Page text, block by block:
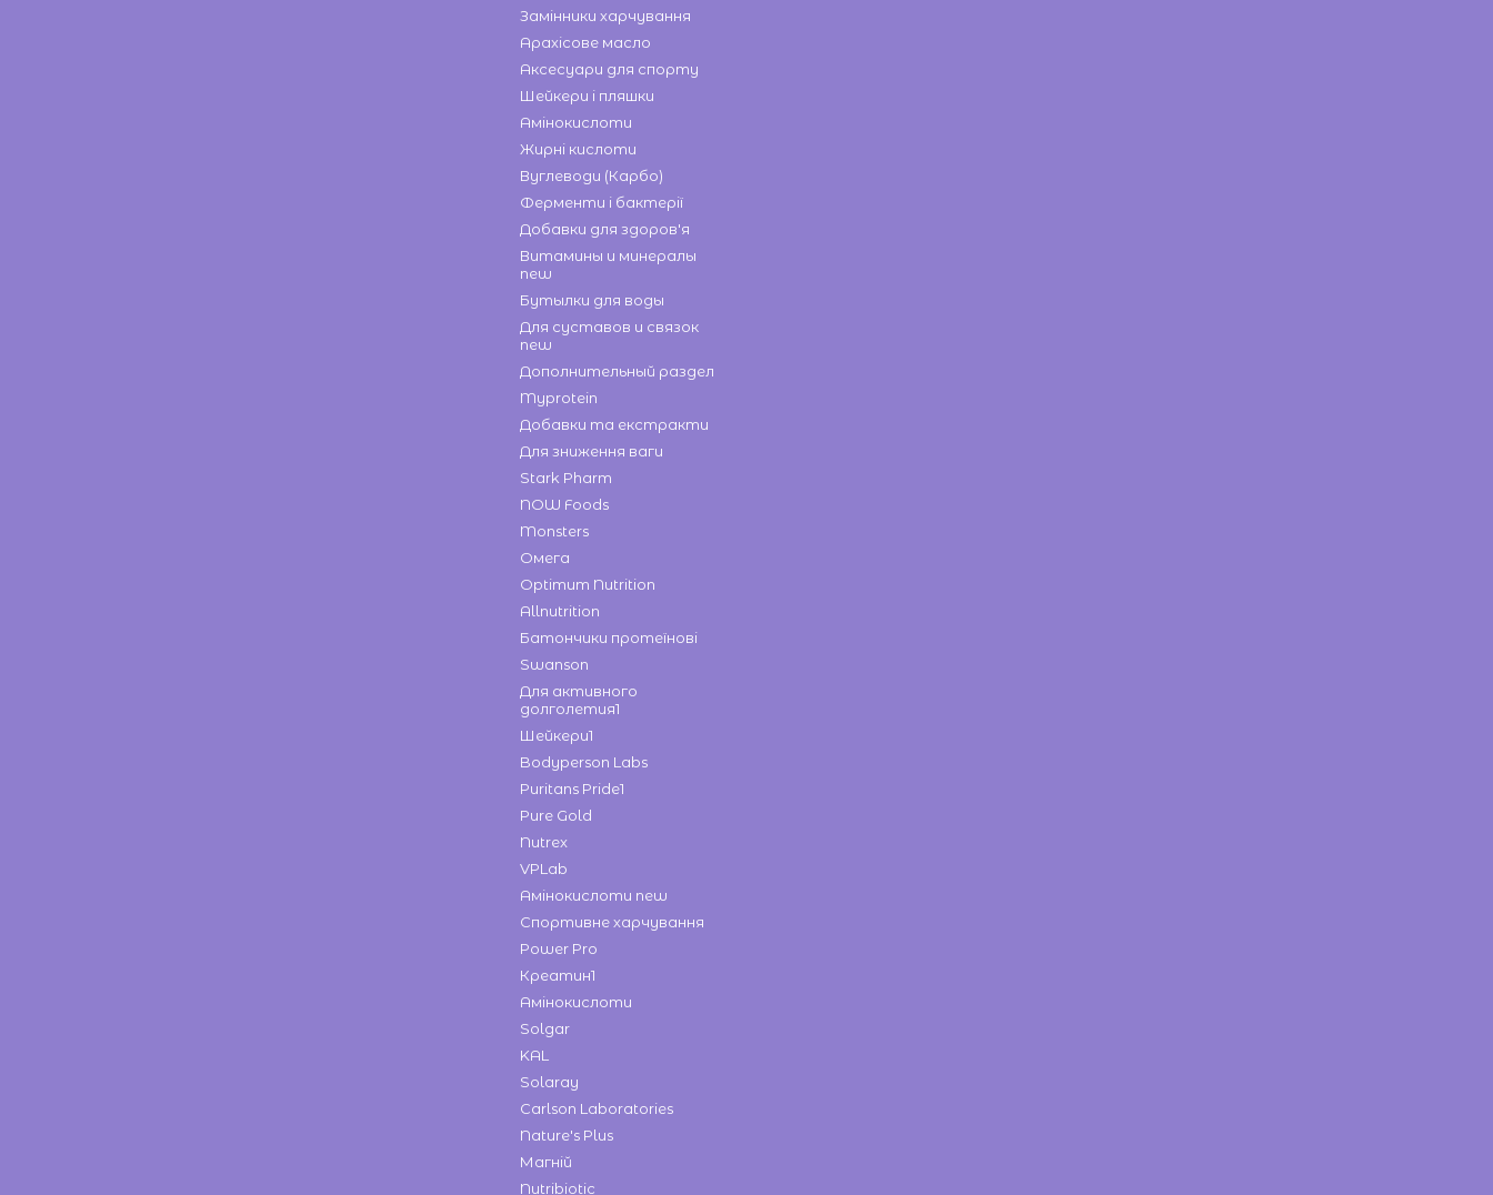
Замінники харчування
Арахісове масло
Аксесуари для спорту
Шейкери і пляшки
Амінокислоти
Жирні кислоти
Вуглеводи (Карбо)
Ферменти і бактерії
Добавки для здоров'я
Витамины и минералы
new
Бутылки для воды
Для суставов и связок
new
Дополнительный раздел
Myprotein
Добавки та екстракти
Для зниження ваги
Stark Pharm
NOW Foods
Monsters
Омега
Optimum Nutrition
Allnutrition
Батончики протеїнові
Swanson
Для активного
долголетия1
Шейкери1
Bodyperson Labs
Puritans Pride1
Pure Gold
Nutrex
VPLab
Амінокислоти new
Спортивне харчування
Power Pro
Креатин1
Амінокислоти
Solgar
KAL
Solaray
Carlson Laboratories
Nature's Plus
Магній
Nutribiotic